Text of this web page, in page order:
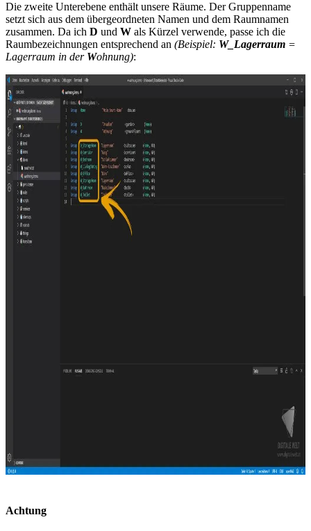
Die zweite Unterebene enthält unsere Räume. Der Gruppenname
setzt sich aus dem übergeordneten Namen und dem Raumnamen
zusammen. Da ich D und W als Kürzel verwende, passe ich die
Raumbezeichnungen entsprechend an (Beispiel: W_Lagerraum =
Lagerraum in der Wohnung):
Achtung